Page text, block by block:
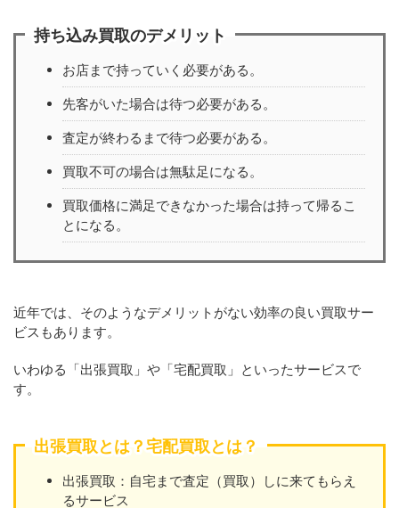
持ち込み買取のデメリット
お店まで持っていく必要がある。
先客がいた場合は待つ必要がある。
査定が終わるまで待つ必要がある。
買取不可の場合は無駄足になる。
買取価格に満足できなかった場合は持って帰るこ
とになる。
近年では、そのようなデメリットがない効率の良い買取サー
ビスもあります。
いわゆる「出張買取」や「宅配買取」といったサービスで
す。
出張買取とは？宅配買取とは？
出張買取：自宅まで査定（買取）しに来てもらえ
るサービス